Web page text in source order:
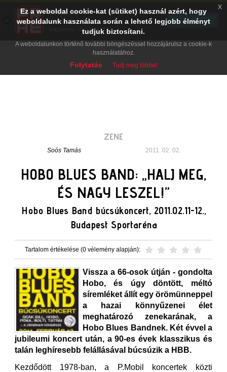
ZENE
Soós Tamás 2011. 02. 02.
HOBO BLUES BAND: „HALJ MEG,
ÉS NAGY LESZEL!”
Hobo Blues Band búcsúkoncert, 2011.02.11-12.,
Budapest Sportaréna
Tartalom értékelése (0 vélemény alapján):
Vissza a 66-osok útján - gondolta
Hobo, és úgy döntött, méltó
síremléket állít egy örömünneppel
a hazai könnyűzenei élet
meghatározó zenekarának, a
Hobo Blues Bandnek. Két évvel a
jubileumi koncert után, a 90-es évek klasszikus és
talán leghíresebb felállásával búcsúzik a HBB.
Kezdődött 1978-ban, a P.Mobil koncertek közti
Ez a weboldal cookie-kat (sütiket) használ azért, hogy
weboldalunk használata során a lehető legjobb élményt
tudjuk biztosítani.
A weboldalunkon történő további böngészéssel hozzájárulsz a cookie-k
használatához.
Folytatás Tudj meg többet
x
PRAE.HU
Digital Evolution
Ingyenes - Google Play
TELEPÍTÉS